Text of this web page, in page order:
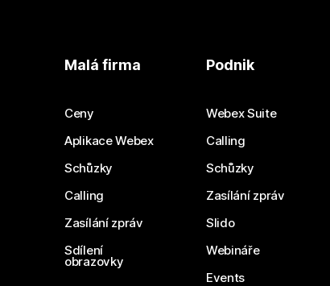
Malá firma
Ceny
Aplikace Webex
Schůzky
Calling
Zasílání zpráv
Sdílení
obrazovky
Podnik
Webex Suite
Calling
Schůzky
Zasílání zpráv
Slido
Webináře
Events